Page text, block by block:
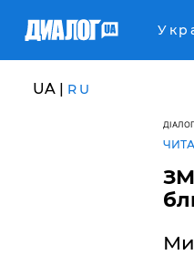
UA | RU
ДІАЛОГ